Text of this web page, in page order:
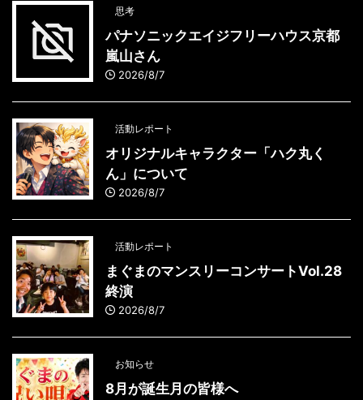
思考
パナソニックエイジフリーハウス京都
嵐山さん
2026/8/7
活動レポート
オリジナルキャラクター「ハク丸く
ん」について
2026/8/7
活動レポート
まぐまのマンスリーコンサートVol.28
終演
2026/8/7
お知らせ
8月が誕生月の皆様へ